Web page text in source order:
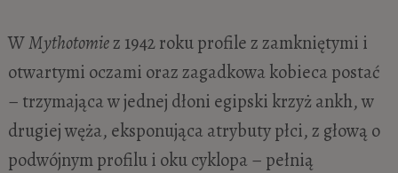
WMythotomiez 1942 roku profile z zamkniętymi i
otwartymi oczami oraz zagadkowa kobieca postać
– trzymająca w jednej dłoni egipski krzyż ankh, w
drugiej węża, eksponująca atrybuty płci, z głową o
podwójnym profilu i oku cyklopa – pełnią